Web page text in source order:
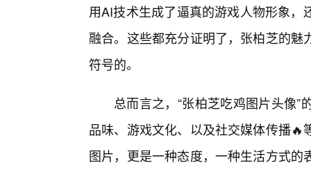
用AI技术生成了逼真的游戏人物形象
融合。这些都充分证明了，张柏芝的
符号的。
总而言之，“张柏芝吃鸡图片头像
品味、游戏文化、以及社交媒体传播
图片，更是一种态度，一种生活方式